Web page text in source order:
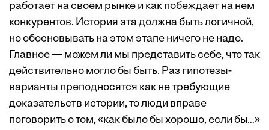
работает на своем рынке и как побеждает на нем
конкурентов. История эта должна быть логичной,
но обосновывать на этом этапе ничего не надо.
Главное — можем ли мы представить себе, что так
действительно могло бы быть. Раз гипотезы-
варианты преподносятся как не требующие
доказательств истории, то люди вправе
поговорить о том, «как было бы хорошо, если бы…»